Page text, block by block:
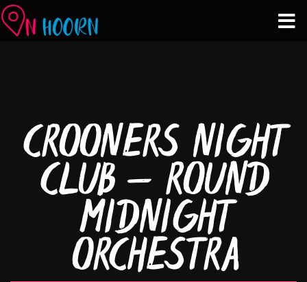
Winkelen & Horeca
Over Hoorn
Plan je bezoek
CROONERS NIGHT
CLUB – ROUND
MIDNIGHT
ORCHESTRA